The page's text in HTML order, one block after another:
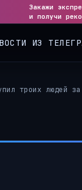
Закажи
и получи
троих людей